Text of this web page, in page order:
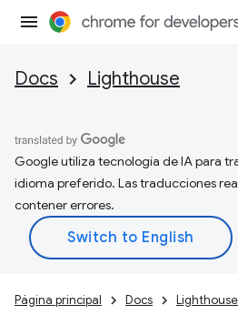
Docs Lighthouse
Google utiliza tecnología de IA para
idioma preferido. Las traducciones
contener errores.
Página principal Docs Lighthouse